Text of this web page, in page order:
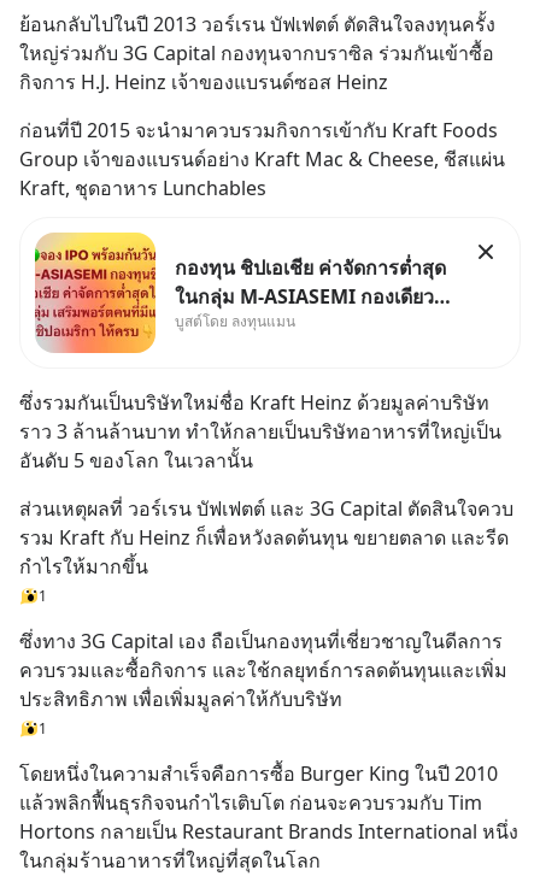
ย้อนกลับไปในปี 2013 วอร์เรน บัฟเฟตต์ ตัดสินใจลงทุนครั้ง
ใหญ่ร่วมกับ 3G Capital กองทุนจากบราซิล ร่วมกันเข้าซื้อ
กิจการ H.J. Heinz เจ้าของแบรนด์ซอส Heinz
ก่อนที่ปี 2015 จะนำมาควบรวมกิจการเข้ากับ Kraft Foods
Group เจ้าของแบรนด์อย่าง Kraft Mac & Cheese, ชีสแผ่น
Kraft, ชุดอาหาร Lunchables
กองทุน ชิปเอเชีย ค่าจัดการต่ำสุด
ในกลุ่ม M-ASIASEMI กองเดียว
ครบ มีทั้ง CXMT จากจีน TSMC
เกาหลีใต้ Kioxia จากญี่ปุ่น
บูสต์โดย ลงทุนแมน
ซึ่งรวมกันเป็นบริษัทใหม่ชื่อ Kraft Heinz ด้วยมูลค่าบริษัท
ราว 3 ล้านล้านบาท ทำให้กลายเป็นบริษัทอาหารที่ใหญ่เป็น
อันดับ 5 ของโลก ในเวลานั้น
ส่วนเหตุผลที่ วอร์เรน บัฟเฟตต์ และ 3G Capital ตัดสินใจควบ
รวม Kraft กับ Heinz ก็เพื่อหวังลดต้นทุน ขยายตลาด และรีด
กำไรให้มากขึ้น
1
ซึ่งทาง 3G Capital เอง ถือเป็นกองทุนที่เชี่ยวชาญในดีลการ
ควบรวมและซื้อกิจการ และใช้กลยุทธ์การลดต้นทุนและเพิ่ม
ประสิทธิภาพ เพื่อเพิ่มมูลค่าให้กับบริษัท
1
โดยหนึ่งในความสำเร็จคือการซื้อ Burger King ในปี 2010
แล้วพลิกฟื้นธุรกิจจนกำไรเติบโต ก่อนจะควบรวมกับ Tim
Hortons กลายเป็น Restaurant Brands International หนึ่ง
ในกลุ่มร้านอาหารที่ใหญ่ที่สุดในโลก